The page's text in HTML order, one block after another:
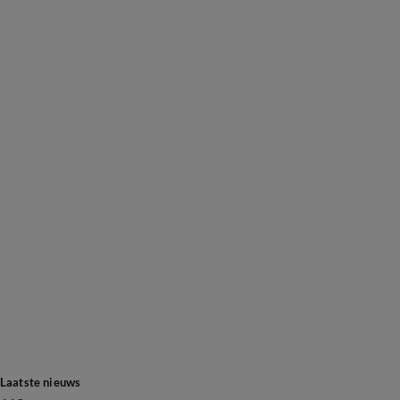
Laatste nieuws